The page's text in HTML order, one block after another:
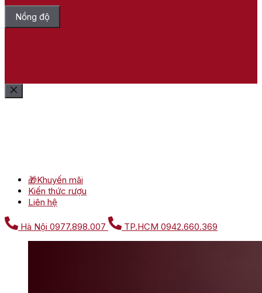
Nồng độ
🎁Khuyến mãi
Kiến thức rượu
Liên hệ
Hà Nội 0977.898.007 TP.HCM 0942.660.369